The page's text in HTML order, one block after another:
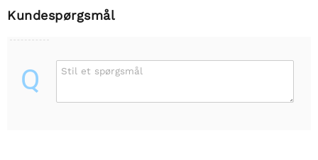
Kundespørgsmål
Q Stil et spørgsmål